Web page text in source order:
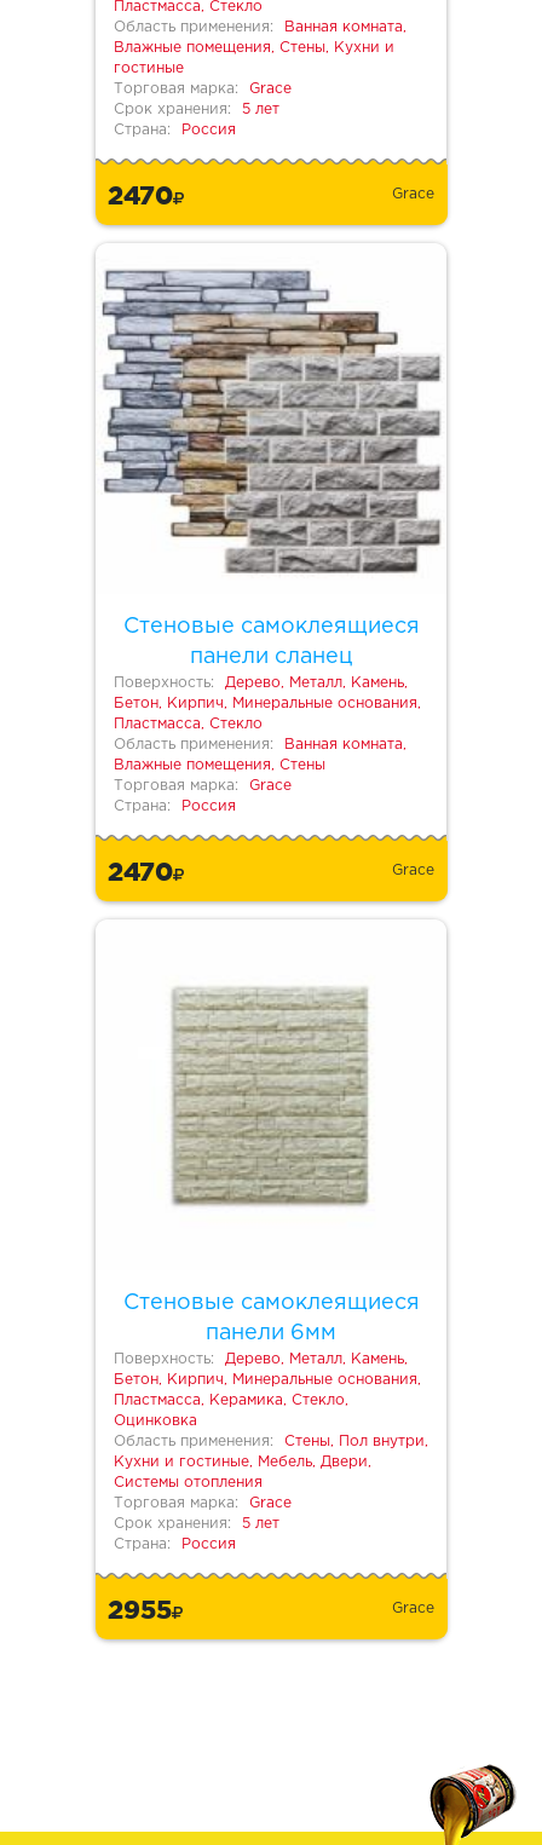
Пластмасса, Стекло
Область применения:
Ванная комната,
Влажные помещения, Стены, Кухни и
гостиные
Торговая марка:
Grace
Срок хранения:
5 лет
Страна:
Россия
2470 Grace
Стеновые самоклеящиеся
панели сланец
Поверхность:
Дерево, Металл, Камень,
Бетон, Кирпич, Минеральные основания,
Пластмасса, Стекло
Область применения:
Ванная комната,
Влажные помещения, Стены
Торговая марка:
Grace
Страна:
Россия
2470 Grace
Стеновые самоклеящиеся
панели 6мм
Поверхность:
Дерево, Металл, Камень,
Бетон, Кирпич, Минеральные основания,
Пластмасса, Керамика, Стекло,
Оцинковка
Область применения:
Стены, Пол внутри,
Кухни и гостиные, Мебель, Двери,
Системы отопления
Торговая марка:
Grace
Срок хранения:
5 лет
Страна:
Россия
2955 Grace